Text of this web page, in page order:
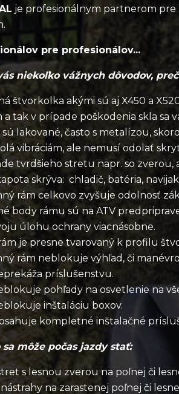
je profesionálnym partnerom pre
pre profesionálov...
niekoľko vážnych dôvodov,
štvorkolka akými sú aj X450 a
a tak v prípade poškodenia skla sa
sú lakované, často s metalízou,
vibráciám, ale nemusí odolať
tvrdšieho stretu napr. so
skrýva: chladič, batéria,
rám celkovo zvyšuje odolnosť
body rámu sú na ATV
úlohu ochrany viacnásobne.
je presne tvarovaný k profilu
rám neblokuje výhľad, či
príslušenstvu.
pohľady na osvetlenie na
inštaláciu boxov.
kompletné inštalačné
môže počas jazdy stať:
s lesnou zverou na poľnej či
na zarastenej poľnej či